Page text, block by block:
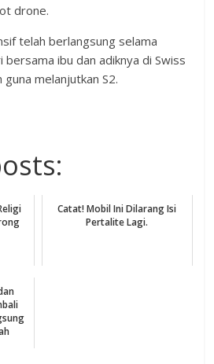
drone.
telah berlangsung selama
ibu dan adiknya di Swiss
melanjutkan S2.
Catat! Mobil Ini Dilarang Isi
Pertalite Lagi.